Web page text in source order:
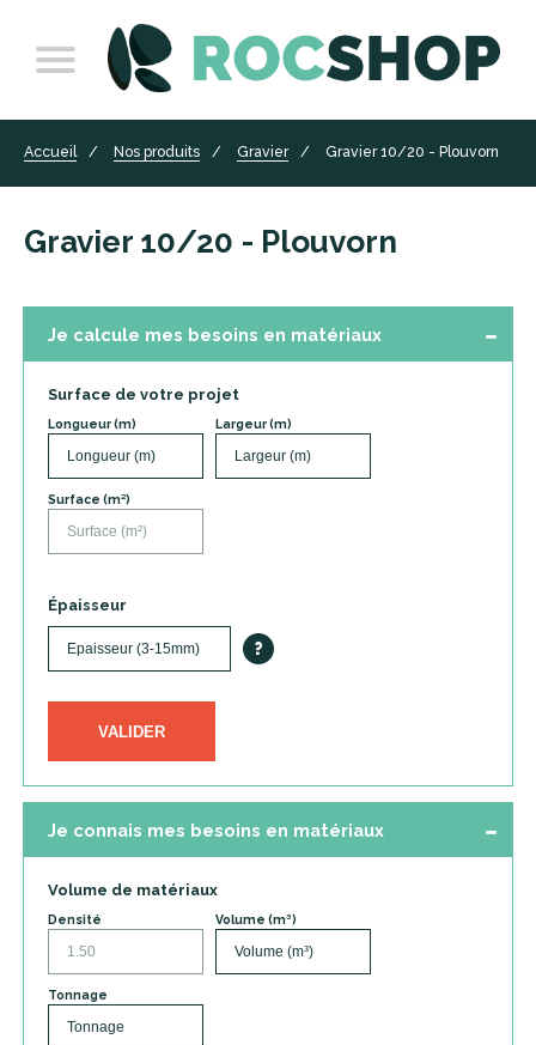
Accueil Nos produits Gravier Gravier 10/20 - Plouvorn
Gravier 10/20 - Plouvorn
Je calcule mes besoins en matériaux
Surface de votre projet
Longueur (m) Largeur (m)
Surface (m²)
Épaisseur
?
VALIDER
Je connais mes besoins en matériaux
Volume de matériaux
Densité Volume (m³)
Tonnage